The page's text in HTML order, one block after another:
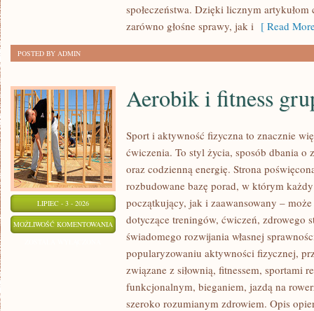
społeczeństwa. Dzięki licznym
zarówno głośne sprawy, jak i [ Read
POSTED BY ADMIN
LIPIEC - 3 - 2026
MOŻLIWOŚĆ KOMENTOWANIA AEROBIK
FITNESS
GRUPOWY
Aerobik i fitness
Sport i aktywność fizyczna to znacznie
ćwiczenia. To styl życia, sposób dbania o
oraz codzienną energię. Strona
rozbudowane bazę porad, w którym
początkujący, jak i zaawansowany –
dotyczące treningów, ćwiczeń, zdrowego
świadomego rozwijania własnej
popularyzowaniu aktywności fizycznej,
związane z siłownią, fitnessem, sportami
funkcjonalnym, bieganiem, jazdą na
szeroko rozumianym zdrowiem. Opis